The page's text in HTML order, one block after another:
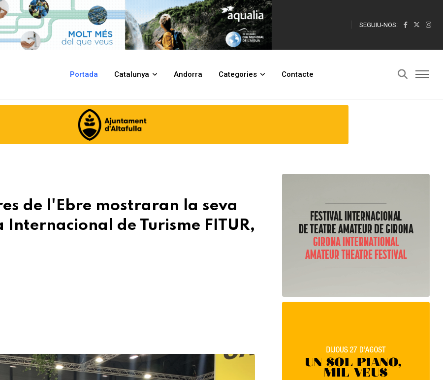
SEGUIU-NOS:
Portada Catalunya Andorra Categories Contacte
la seva diversitat turística a la Fira Internacional de Turisme FITUR, a Madrid
de l'Ebre mostraran la seva
de Turisme FITUR,